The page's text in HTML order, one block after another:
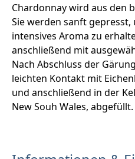
Chardonnay wird aus den
Sie werden sanft
intensives Aroma zu
anschließend mit
Nach Abschluss der
leichten Kontakt mit
und anschließend in der
New Souh Wales, abgefüllt.